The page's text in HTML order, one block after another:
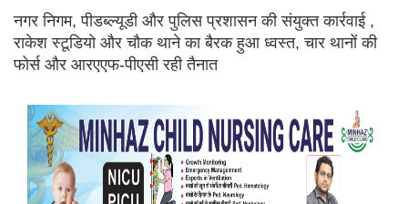
नगर निगम, पीडब्ल्यूडी और पुलिस प्रशासन की संयुक्त कार्रवाई ,
राकेश स्टूडियो और चौक थाने का बैरक हुआ ध्वस्त, चार थानों की
फोर्स और आरएएफ-पीएसी रही तैनात